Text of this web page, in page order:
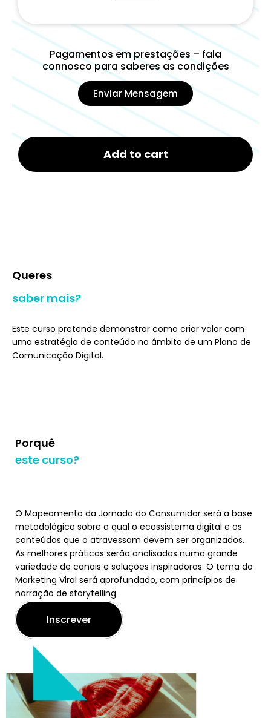
Pagamentos em prestações – fala
connosco para saberes as condições
Enviar Mensagem
Queres
saber mais?
Este curso pretende demonstrar como criar valor com
uma estratégia de conteúdo no âmbito de um Plano de
Comunicação Digital.
Add to cart
Porquê
este curso?
O Mapeamento da Jornada do Consumidor será a base
metodológica sobre a qual o ecossistema digital e os
conteúdos que o atravessam devem ser organizados.
As melhores práticas serão analisadas numa grande
variedade de canais e soluções inspiradoras. O tema do
Marketing Viral será aprofundado, com princípios de
narração de storytelling.
Inscrever